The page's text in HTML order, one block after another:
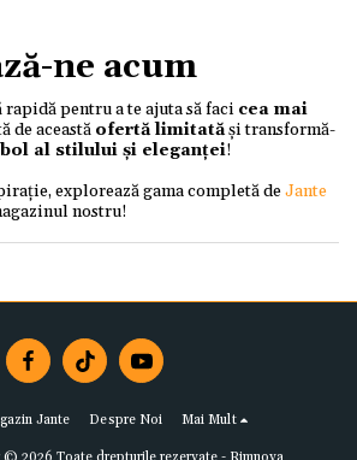
ne acum
pentru a te ajuta să faci cea mai
de această ofertă limitatăși transformă-
al stilului și eleganței!
explorează gama completă deJante
nostru!
Jante Despre Noi Mai Mult